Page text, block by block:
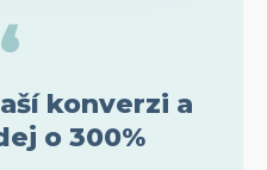
konverzi a
o 300%